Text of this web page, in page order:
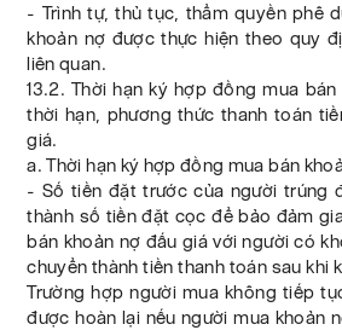
- Trình tự, thủ tục, thẩm quyền phê
khoản nợ được thực hiện theo quy
liên quan.
13.2. Thời hạn ký hợp đồng mua
thời hạn, phương thức thanh toán
giá.
a. Thời hạn ký hợp đồng mua bán
- Số tiền đặt trước của người trúng
thành số tiền đặt cọc để bảo đảm
bán khoản nợ đấu giá với người có
chuyển thành tiền thanh toán sau khi
Trường hợp người mua không tiếp
được hoàn lại nếu người mua khoản